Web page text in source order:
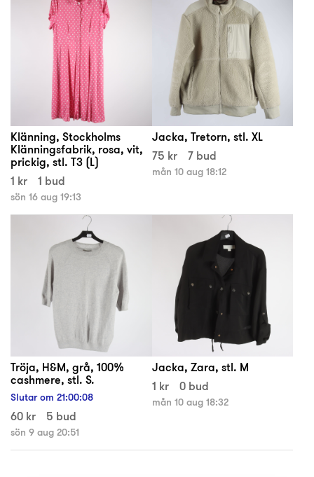
Klänning, Stockholms
Klänningsfabrik, rosa, vit,
prickig, stl. T3 (L)
1 kr
1 bud
sön 16 aug 19:13
Jacka, Tretorn, stl. XL
75 kr
7 bud
mån 10 aug 18:12
Tröja, H&M, grå, 100%
cashmere, stl. S.
Slutar om 21:00:08
60 kr 5 bud
sön 9 aug 20:51
Jacka, Zara, stl. M
1 kr
0 bud
mån 10 aug 18:32